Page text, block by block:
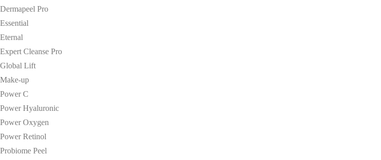
Dermapeel Pro
Essential
Eternal
Expert Cleanse Pro
Global Lift
Make-up
Power C
Power Hyaluronic
Power Oxygen
Power Retinol
Probiome Peel